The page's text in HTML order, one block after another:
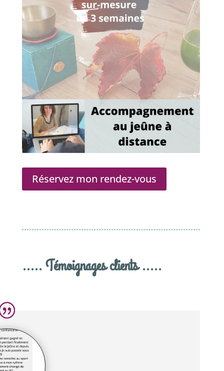
Réservez mon rendez-vous
..... Témoignages clients .....